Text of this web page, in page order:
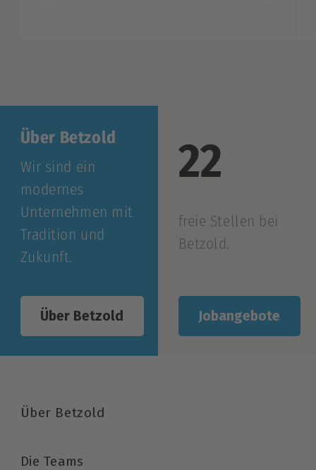
Über Betzold
Wir sind ein
modernes
Unternehmen mit
Tradition und
Zukunft.
Über Betzold
22
freie Stellen bei
Betzold.
Jobangebote
Über Betzold
Die Teams